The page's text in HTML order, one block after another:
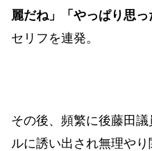
麗だね」「やっぱり思っ
セリフを連発。
その後、頻繁に後藤田
ルに誘い出され無理やり